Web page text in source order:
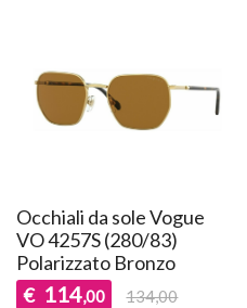
Occhiali da sole Vogue
VO 4257S (280/83)
Polarizzato Bronzo
€ 114,00 134,00